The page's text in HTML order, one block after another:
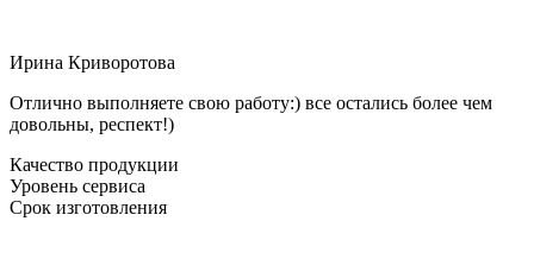
Ирина Криворотова
Отлично выполняете свою работу:) все остались более чем
довольны, респект!)
Качество продукции
Уровень сервиса
Срок изготовления